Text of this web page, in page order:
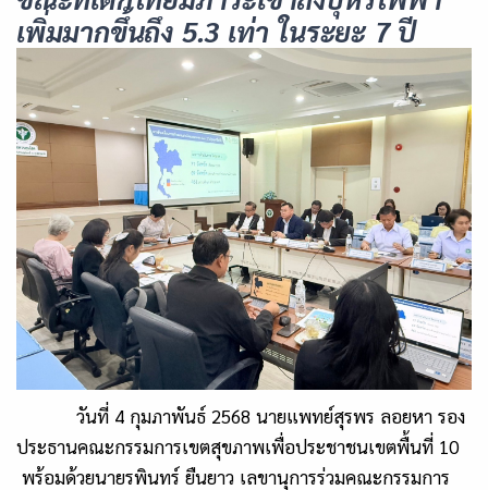
เพิ่มมากขึ้นถึง 5.3 เท่า ในระยะ 7ปี
วันที่ 4 กุมภาพันธ์ 2568 นายแพทย์สุรพร ลอยหา รอง
ประธานคณะกรรมการเขตสุขภาพเพื่อประชาชนเขตพื้นที่ 10
พร้อมด้วยนายรพินทร์ ยืนยาว เลขานุการร่วมคณะกรรมการ